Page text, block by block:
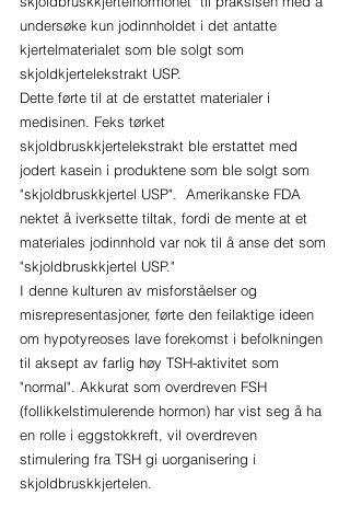
undersøke kun jodinnholdet i det antatte
kjertelmaterialet som ble solgt som
skjoldkjertelekstrakt USP.
Dette førte til at de erstattet materialer i
medisinen. Feks tørket
skjoldbruskkjertelekstrakt ble erstattet med
jodert kasein i produktene som ble solgt som
"skjoldbruskkjertel USP".  Amerikanske FDA
nektet å iverksette tiltak, fordi de mente at et
materiales jodinnhold var nok til å anse det som
"skjoldbruskkjertel USP."
I denne kulturen av misforståelser og
misrepresentasjoner, førte den feilaktige ideen
om hypotyreoses lave forekomst i befolkningen
til aksept av farlig høy TSH-aktivitet som
"normal". Akkurat som overdreven FSH
(follikkelstimulerende hormon) har vist seg å ha
en rolle i eggstokkreft, vil overdreven
stimulering fra TSH gi uorganisering i
skjoldbruskkjertelen.